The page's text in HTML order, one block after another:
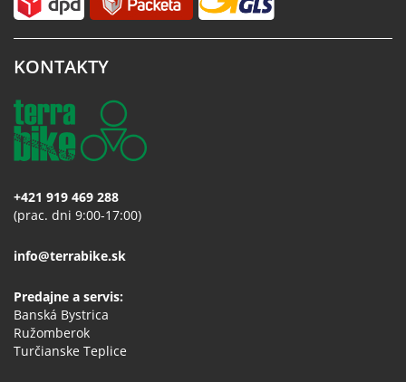
KONTAKTY
+421 919 469 288
(prac. dni 9:00-17:00)
info@terrabike.sk
Predajne a servis:
Banská Bystrica
Ružomberok
Turčianske Teplice